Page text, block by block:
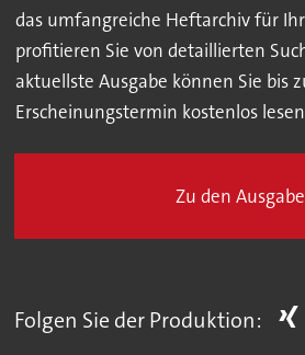
das umfangreiche Heftarchiv für
profitieren Sie von detaillierten
aktuellste Ausgabe können Sie bis
Erscheinungstermin kostenlos
Zu den
Folgen Sie der Produktion: